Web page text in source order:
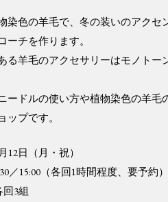
染色の羊毛で、冬の装いのアクセ
ーチを作ります。
る羊毛のアクセサリーはモノトー
ードルの使い方や植物染色の羊
ップです。
12日（月・祝）
／15:00（各回1時間程度、要予約）
3組